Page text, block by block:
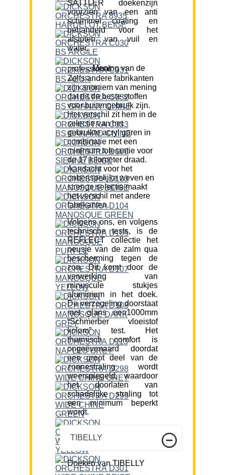
SATTLER doekenzijn
voorzien van een anti
schimmel coating en
behandeld voor het
afstoten van vuil en
water.
Mening van de professional:
Zelfs andere fabrikanten
zijn anoniem van mening
dat dit de beste stoffen
voor buitengebruik zijn.
Het verschil zit hem in de
selectie van het
gebruikte acryl garen in
combinatie met een
minimum tolerantie voor
de 17 kilometer draad.
Aandacht voor het
onberispelijke weven en
strenge selectie maakt
het verschil met andere
fabrikanten.
Volgens ons, en volgens
technische tests, is de
REFLECT collectie het
neusje van de zalm qua
bescherming tegen de
zon. Dit komt door de
verwerking van
minuscule stukjes
aluminium in het doek.
De verzegeling doorstaat
met glans een1000mm
“Schmerber vloeistof
kolom” test. Het
thermisch comfort is
ongeëvenaard doordat
een groot deel van de
zonnestraling wordt
weerspiegeld, waardoor
het doorlaten van
schadelijke straling tot
een minimum beperkt
wordt.
TIBELLY
Doeken van TIBELLY